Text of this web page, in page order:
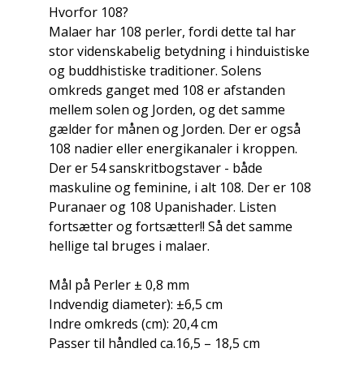
Hvorfor 108?
Malaer har 108 perler, fordi dette tal har
stor videnskabelig betydning i hinduistiske
og buddhistiske traditioner. Solens
omkreds ganget med 108 er afstanden
mellem solen og Jorden, og det samme
gælder for månen og Jorden. Der er også
108 nadier eller energikanaler i kroppen.
Der er 54 sanskritbogstaver - både
maskuline og feminine, i alt 108. Der er 108
Puranaer og 108 Upanishader. Listen
fortsætter og fortsætter!! Så det samme
hellige tal bruges i malaer.
Mål på Perler ± 0,8 mm
Indvendig diameter): ±6,5 cm
Indre omkreds (cm): 20,4 cm
Passer til håndled ca.16,5 – 18,5 cm